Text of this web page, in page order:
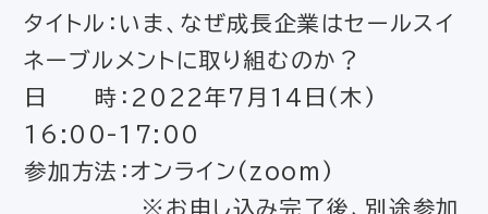
タイトル：いま、なぜ成長企業はセールスイ
ネーブルメントに取り組むのか？
日 時：2022年7月14日(木)
16:00-17:00
参加方法：オンライン(zoom)
※お申し込み完了後、別途参加